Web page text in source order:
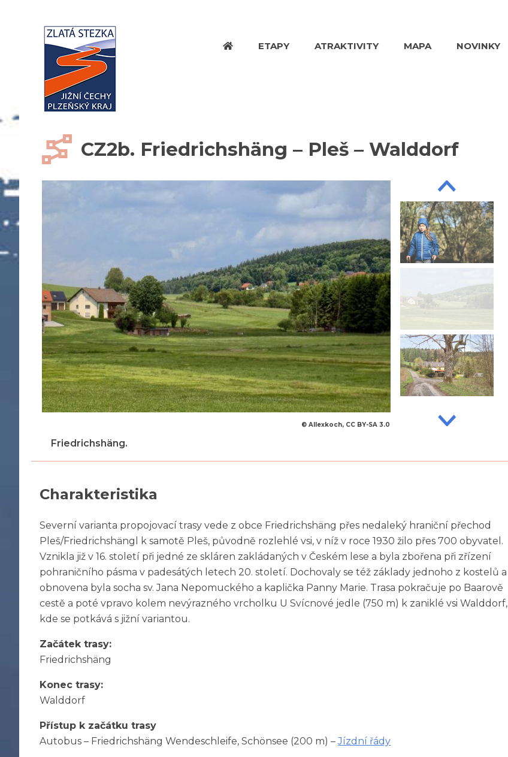
ETAPY ATRAKTIVITY MAPA NOVINKY
CZ2b. Friedrichshäng – Pleš – Walddorf
© Allexkoch, CC BY-SA 3.0
Friedrichshäng.
Charakteristika
Severní varianta propojovací trasy vede z obce Friedrichshäng přes nedaleký hraniční přechod
Pleš/Friedrichshängl k samotě Pleš, původně rozlehlé vsi, v níž v roce 1930 žilo přes 700 obyvatel.
Vznikla již v 16. století při jedné ze skláren zakládaných v Českém lese a byla zbořena při zřízení
pohraničního pásma v padesátých letech 20. století. Dochovaly se též základy jednoho z kostelů a
obnovena byla socha sv. Jana Nepomuckého a kaplička Panny Marie. Trasa pokračuje po Baarově
cestě a poté vpravo kolem nevýrazného vrcholku U Svícnové jedle (750 m) k zaniklé vsi Walddorf,
kde se potkává s jižní variantou.
Začátek trasy:
Friedrichshäng
Konec trasy:
Walddorf
Přístup k začátku trasy
Autobus – Friedrichshäng Wendeschleife, Schönsee (200 m) –Jízdní řády